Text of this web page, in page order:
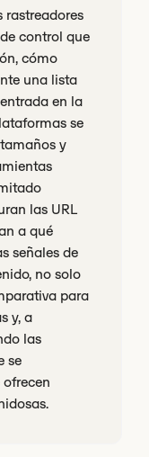
rastreadores
control que
cómo
una lista
en la
se
y
las URL
a qué
señales de
no solo
para
y, a
las
se